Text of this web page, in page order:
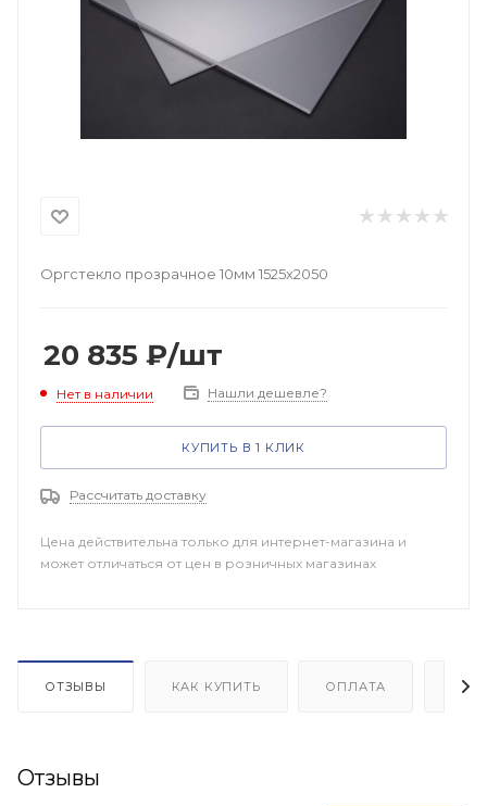
Оргстекло прозрачное 10мм 1525х2050
20 835 ₽/шт
Нет в наличии Нашли дешевле?
КУПИТЬ В 1 КЛИК
Рассчитать доставку
Цена действительна только для интернет-магазина и
может отличаться от цен в розничных магазинах
ОТЗЫВЫ КАК КУПИТЬ ОПЛАТА
Отзывы